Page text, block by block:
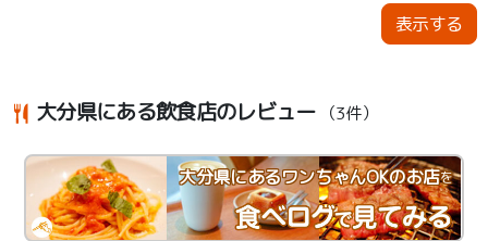
表示する
大分県にある飲食店のレビュー （3件）
大分県にあるワンちゃんOKのお店を